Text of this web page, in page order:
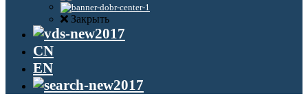
Закрыть
CN
EN